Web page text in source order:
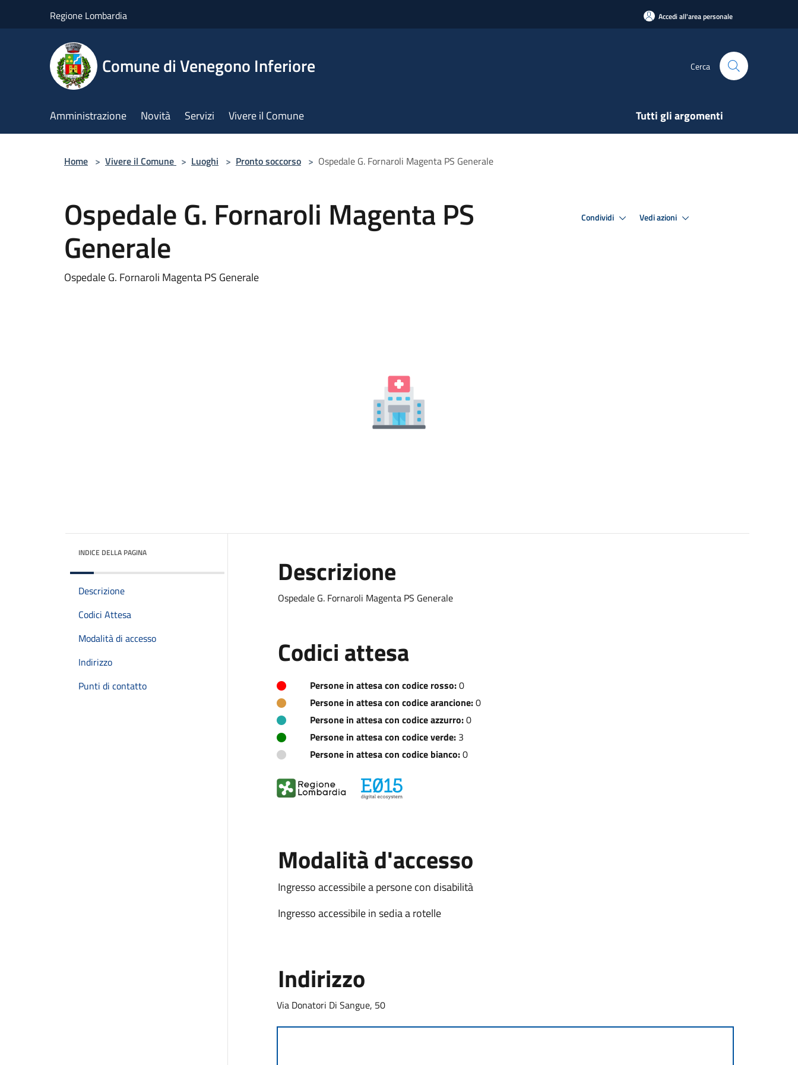
Regione Lombardia Accedi all'area personale
Comune di Venegono Inferiore Cerca
Amministrazione Novità Servizi Vivere il Comune Tutti gli argomenti
Home > Vivere il Comune > Luoghi > Pronto soccorso > Ospedale G. Fornaroli Magenta PS Generale
Ospedale G. Fornaroli Magenta PS
Generale
Ospedale G. Fornaroli Magenta PS Generale
Condividi Vedi azioni
INDICE DELLA PAGINA
Descrizione
Codici Attesa
Modalità di accesso
Indirizzo
Punti di contatto
Descrizione
Ospedale G. Fornaroli Magenta PS Generale
Codici attesa
Persone in attesa con codice rosso:0
Persone in attesa con codice arancione:0
Persone in attesa con codice azzurro:0
Persone in attesa con codice verde:3
Persone in attesa con codice bianco:0
Modalità d'accesso
Ingresso accessibile a persone con disabilità
Ingresso accessibile in sedia a rotelle
Indirizzo
Via Donatori Di Sangue, 50